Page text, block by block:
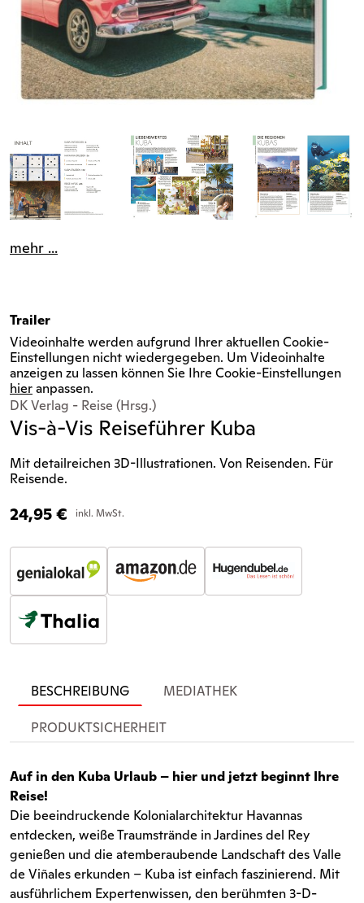
mehr ...
Trailer
Videoinhalte werden aufgrund Ihrer aktuellen Cookie-
Einstellungen nicht wiedergegeben. Um Videoinhalte
anzeigen zu lassen können Sie Ihre Cookie-Einstellungen
hieranpassen.
DK Verlag - Reise (Hrsg.)
Vis-à-Vis Reiseführer Kuba
Mit detailreichen 3D-Illustrationen. Von Reisenden. Für
Reisende.
24,95€ inkl. MwSt.
BESCHREIBUNG MEDIATHEK
PRODUKTSICHERHEIT
Auf in den Kuba Urlaub – hier und jetzt beginnt Ihre
Reise!
Die beeindruckende Kolonialarchitektur Havannas
entdecken, weiße Traumstrände in Jardines del Rey
genießen und die atemberaubende Landschaft des Valle
de Viñales erkunden – Kuba ist einfach faszinierend. Mit
ausführlichem Expertenwissen, den berühmten 3-D-